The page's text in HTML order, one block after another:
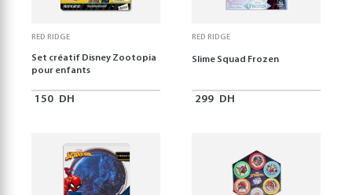
RED RIDGE
Set créatif Disney Zootopia
pour enfants
150 DH
RED RIDGE
Slime Squad Frozen
299 DH